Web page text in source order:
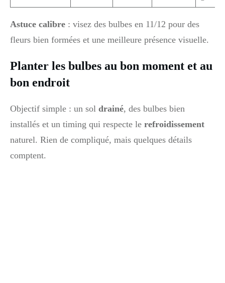
Astuce calibre : visez des bulbes en 11/12 pour des
fleurs bien formées et une meilleure présence visuelle.
Planter les bulbes au bon moment et au
bon endroit
Objectif simple : un sol drainé, des bulbes bien
installés et un timing qui respecte le refroidissement
naturel. Rien de compliqué, mais quelques détails
comptent.